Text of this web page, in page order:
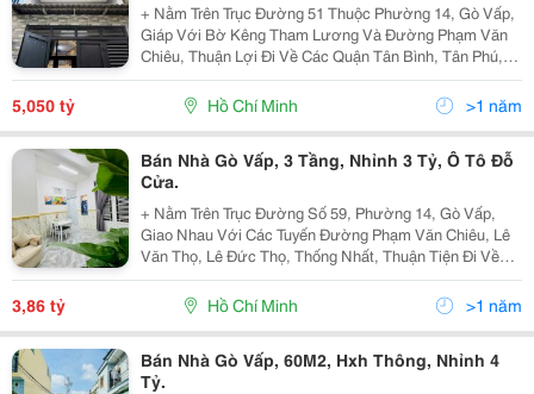
+ Nằm Trên Trục Đường 51 Thuộc Phường 14, Gò Vấp,
Giáp Với Bờ Kêng Tham Lương Và Đường Phạm Văn
Chiêu, Thuận Lợi Đi Về Các Quận Tân Bình, Tân Phú,
Vv... + Nhà Có Diện Tích 53M2, Hxh Thông Thoáng,
Sạch Sẽ, Khu Dân Cư An Ninh, Trật Tự. + Nhà Gồm 3...
5,050 tỷ Hồ Chí Minh >1 năm
Bán Nhà Gò Vấp, 3 Tầng, Nhỉnh 3 Tỷ, Ô Tô Đỗ
Cửa.
+ Nằm Trên Trục Đường Số 59, Phường 14, Gò Vấp,
Giao Nhau Với Các Tuyến Đường Phạm Văn Chiêu, Lê
Văn Thọ, Lê Đức Thọ, Thống Nhất, Thuận Tiện Đi Về
Các Quận Như Quận Tân Bình, Tân Phú, Ngay Chợ
Thạch Đà Và Nhà Thờ Thạch Đà, Gần Các Trường Mẫu
Giáo Vaf...
3,86 tỷ Hồ Chí Minh >1 năm
Bán Nhà Gò Vấp, 60M2, Hxh Thông, Nhỉnh 4
Tỷ.